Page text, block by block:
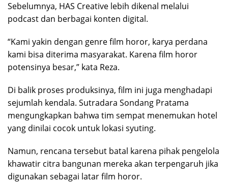
Sebelumnya, HAS Creative lebih dikenal melalui
podcast dan berbagai konten digital.
“Kami yakin dengan genre film horor, karya perdana
kami bisa diterima masyarakat. Karena film horor
potensinya besar,” kata Reza.
Di balik proses produksinya, film ini juga menghadapi
sejumlah kendala. Sutradara Sondang Pratama
mengungkapkan bahwa tim sempat menemukan hotel
yang dinilai cocok untuk lokasi syuting.
Namun, rencana tersebut batal karena pihak pengelola
khawatir citra bangunan mereka akan terpengaruh jika
digunakan sebagai latar film horor.